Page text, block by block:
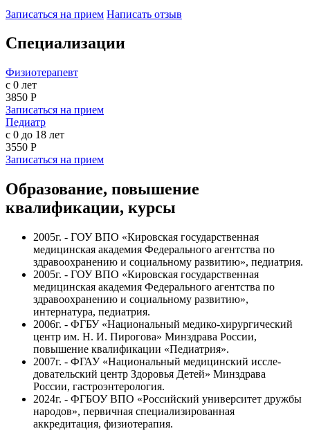
Записаться на прием Написать отзыв
Специализации
Физиотерапевт
с 0 лет
3850 Р
Записаться на прием
Педиатр
с 0 до 18 лет
3550 Р
Записаться на прием
Образование, повышение
квалификации, курсы
2005г. - ГОУ ВПО «Кировская государственная
медицинская академия Федерального агентства по
здравоохранению и социальному развитию», педиатрия.
2005г. - ГОУ ВПО «Кировская государственная
медицинская академия Федерального агентства по
здравоохранению и социальному развитию»,
интернатура, педиатрия.
2006г. - ФГБУ «Национальный медико-хирургический
центр им. Н. И. Пирогова» Минздрава России,
повышение квалификации «Педиатрия».
2007г. - ФГАУ «Национальный медицинский иссле­
довательский центр Здоровья Детей» Минздрава
России, гастроэнтерология.
2024г. - ФГБОУ ВПО «Российский университет дружбы
народов», первичная специализированная
аккредитация, физиотерапия.